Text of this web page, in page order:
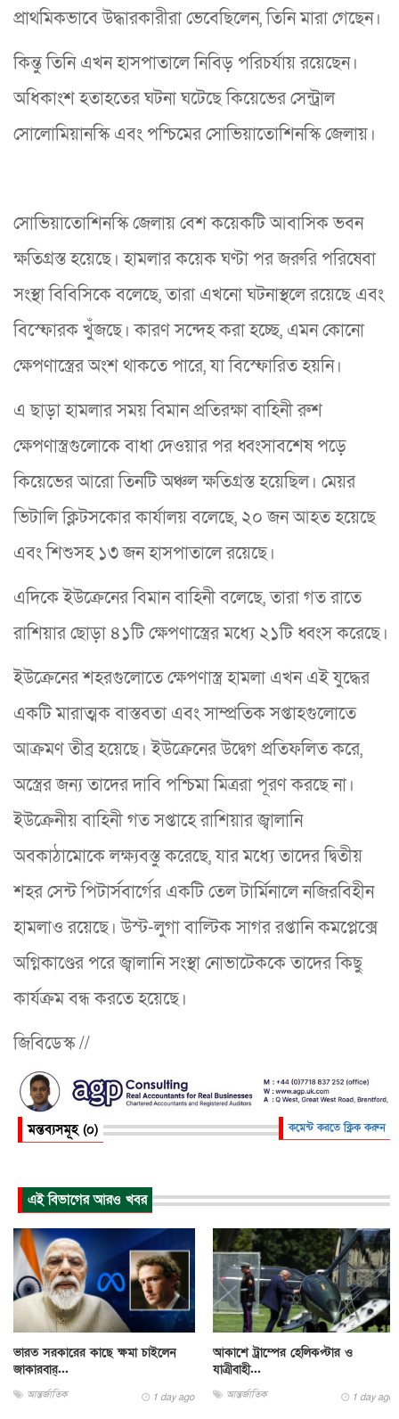
প্রাথমিকভাবে উদ্ধারকারীরা ভেবেছিলেন, তিনি মারা গেছেন।
কিন্তু তিনি এখন হাসপাতালে নিবিড় পরিচর্যায় রয়েছেন।
অধিকাংশ হতাহতের ঘটনা ঘটেছে কিয়েভের সেন্ট্রাল
সোলোমিয়ানস্কি এবং পশ্চিমের সোভিয়াতোশিনস্কি জেলায়।
সোভিয়াতোশিনস্কি জেলায় বেশ কয়েকটি আবাসিক ভবন
ক্ষতিগ্রস্ত হয়েছে। হামলার কয়েক ঘণ্টা পর জরুরি পরিষেবা
সংস্থা বিবিসিকে বলেছে, তারা এখনো ঘটনাস্থলে রয়েছে এবং
বিস্ফোরক খুঁজছে। কারণ সন্দেহ করা হচ্ছে, এমন কোনো
ক্ষেপণাস্ত্রের অংশ থাকতে পারে, যা বিস্ফোরিত হয়নি।
এ ছাড়া হামলার সময় বিমান প্রতিরক্ষা বাহিনী রুশ
ক্ষেপণাস্ত্রগুলোকে বাধা দেওয়ার পর ধ্বংসাবশেষ পড়ে
কিয়েভের আরো তিনটি অঞ্চল ক্ষতিগ্রস্ত হয়েছিল। মেয়র
ভিটালি ক্লিটসকোর কার্যালয় বলেছে, ২০ জন আহত হয়েছে
এবং শিশুসহ ১৩ জন হাসপাতালে রয়েছে।
এদিকে ইউক্রেনের বিমান বাহিনী বলেছে, তারা গত রাতে
রাশিয়ার ছোড়া ৪১টি ক্ষেপণাস্ত্রের মধ্যে ২১টি ধ্বংস করেছে।
ইউক্রেনের শহরগুলোতে ক্ষেপণাস্ত্র হামলা এখন এই যুদ্ধের
একটি মারাত্মক বাস্তবতা এবং সাম্প্রতিক সপ্তাহগুলোতে
আক্রমণ তীব্র হয়েছে। ইউক্রেনের উদ্বেগ প্রতিফলিত করে,
অস্ত্রের জন্য তাদের দাবি পশ্চিমা মিত্ররা পূরণ করছে না।
ইউক্রেনীয় বাহিনী গত সপ্তাহে রাশিয়ার জ্বালানি
অবকাঠামোকে লক্ষ্যবস্তু করেছে, যার মধ্যে তাদের দ্বিতীয়
শহর সেন্ট পিটার্সবার্গের একটি তেল টার্মিনালে নজিরবিহীন
হামলাও রয়েছে। উস্ট-লুগা বাল্টিক সাগর রপ্তানি কমপ্লেক্সে
অগ্নিকাণ্ডের পরে জ্বালানি সংস্থা নোভাটেককে তাদের কিছু
কার্যক্রম বন্ধ করতে হয়েছে।
জিবিডেস্ক //
মন্তব্যসমূহ (০) কমেন্ট করতে ক্লিক করুন
এই বিভাগের আরও খবর
ভারত সরকারের কাছে ক্ষমা চাইলেন
জাকারবার্...
আন্তর্জাতিক 1 day ago
আকাশে ট্রাম্পের হেলিকপ্টার ও
যাত্রীবাহী...
আন্তর্জাতিক 1 day ago